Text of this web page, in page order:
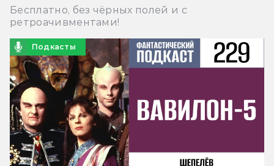
Бесплатно, без чёрных полей и с
ретроачивментами!
Подкасты